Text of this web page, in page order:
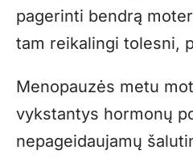
pagerinti bendrą
tam reikalingi tolesni,
Menopauzės metu
vykstantys hormonų
nepageidaujamų